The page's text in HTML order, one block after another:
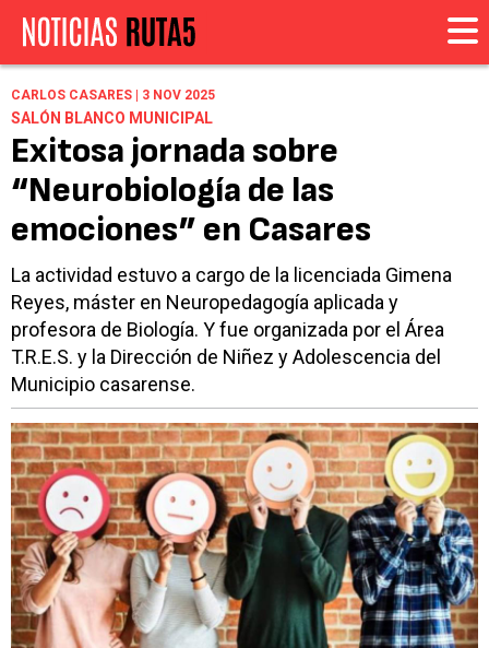
CARLOS CASARES | 3 NOV 2025
SALÓN BLANCO MUNICIPAL
Exitosa jornada sobre
“Neurobiología de las
emociones” en Casares
La actividad estuvo a cargo de la licenciada Gimena
Reyes, máster en Neuropedagogía aplicada y
profesora de Biología. Y fue organizada por el Área
T.R.E.S. y la Dirección de Niñez y Adolescencia del
Municipio casarense.